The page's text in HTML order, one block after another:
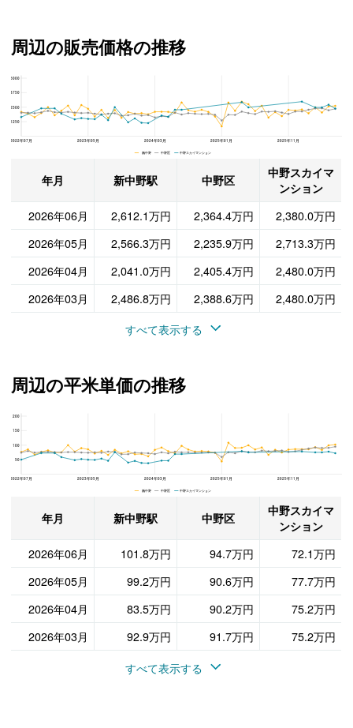
周辺の販売価格の推移
中野スカイマンション、中野区と新中野駅の周辺の販売価格の推移
2022年07月 2023年05月 2024年03月 2025年01月 2025年11月
5000
3750
2500
1250
新中野 中野区 中野スカイマンション
年月 新中野駅 中野区
中野スカイマ
ンション
2026年06月
2,612.1万円 2,364.4万円
2,380.0万円
2026年05月
2,566.3万円 2,235.9万円
2,713.3万円
2026年04月
2,041.0万円 2,405.4万円
2,480.0万円
2026年03月
2,486.8万円 2,388.6万円
2,480.0万円
すべて表示する
周辺の平米単価の推移
2022年07月 2023年05月 2024年03月 2025年01月 2025年11月
200
150
100
50
新中野 中野区 中野スカイマンション
年月 新中野駅 中野区
中野スカイマ
ンション
2026年06月
101.8万円 94.7万円
72.1万円
2026年05月
99.2万円 90.6万円
77.7万円
2026年04月
83.5万円 90.2万円
75.2万円
2026年03月
92.9万円 91.7万円
75.2万円
すべて表示する